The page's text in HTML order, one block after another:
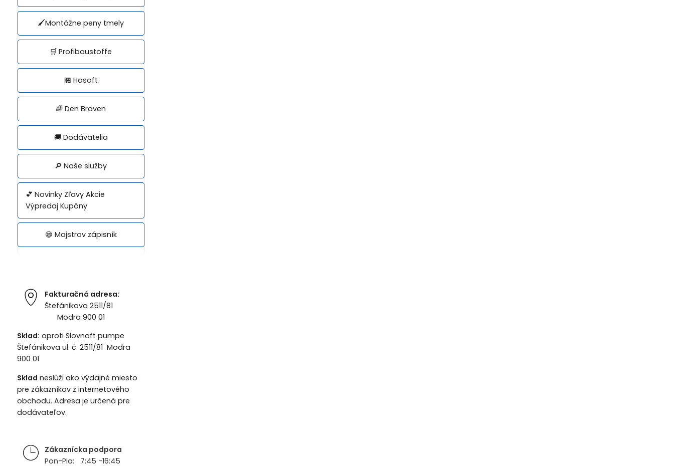
🖌️Montážne peny tmely
🛒 Profibaustoffe
🏪 Hasoft
🌈 Den Braven
🚚 Dodávatelia
🔎 Naše služby
💕 Novinky Zľavy Akcie
Výpredaj Kupóny
😁 Majstrov zápisník
Fakturačná adresa:
Štefánikova 2511/81
Modra 900 01
Sklad: oproti Slovnaft pumpe
Štefánikova ul. č. 2511/81 Modra
900 01
Sklad neslúži ako výdajné miesto
pre zákazníkov z internetového
obchodu. Adresa je určená pre
dodávateľov.
Zákaznícka podpora
Pon-Pia: 7:45 -16:45